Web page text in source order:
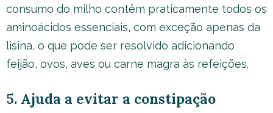
consumo do milho contêm praticamente todos os
aminoácidos essenciais, com exceção apenas da
lisina, o que pode ser resolvido adicionando
feijão, ovos, aves ou carne magra às refeições.
5. Ajuda a evitar a constipação